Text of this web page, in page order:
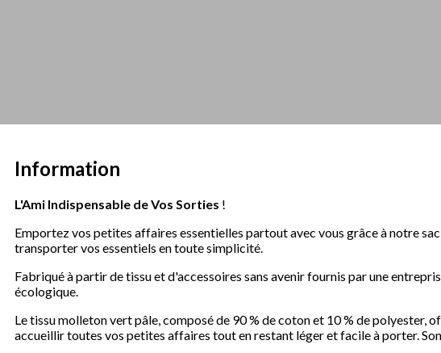
Information
L'Ami Indispensable de Vos Sorties !
Emportez vos petites affaires essentielles partout avec vous grâce à notre
transporter vos essentiels en toute simplicité.
Fabriqué à partir de tissu et d'accessoires sans avenir fournis par une
écologique.
Le tissu molleton vert pâle, composé de 90 % de coton et 10 % de polyester,
accueillir toutes vos petites affaires tout en restant léger et facile à porter.